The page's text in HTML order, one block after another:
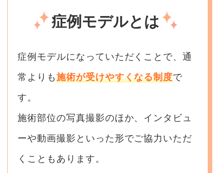
症例モデルとは
症例モデルになっていただくことで、通
常よりも施術が受けやすくなる制度で
す。
施術部位の写真撮影のほか、インタビュ
ーや動画撮影といった形でご協力いただ
くこともあります。